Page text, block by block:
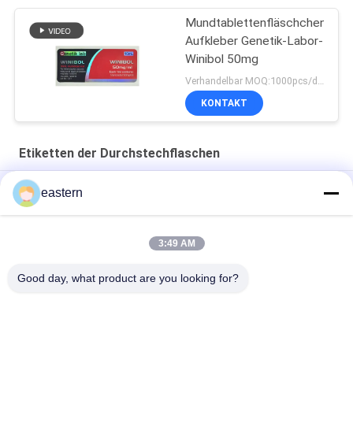
Mundtablettenfläschchen-
Aufkleber Genetik-Labor-
Winibol 50mg
Verhandelbar MOQ:1000pcs/design
KONTAKT
Etiketten der Durchstechflaschen
Cialis Tadalafil 100mg für orale Anwendung Etiketten
SS-31 Festklebstoffetiketten Peptidflaschenetiketten
Biomex-Laborarchiv-aufbauende kundengebundene Aufkleber
eastern
3:49 AM
Good day, what product are you looking for?